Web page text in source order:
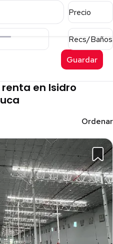
Precio
Recs/Baños
Guardar
en Isidro
Ordenar